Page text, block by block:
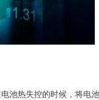
池热失控的时候，将电